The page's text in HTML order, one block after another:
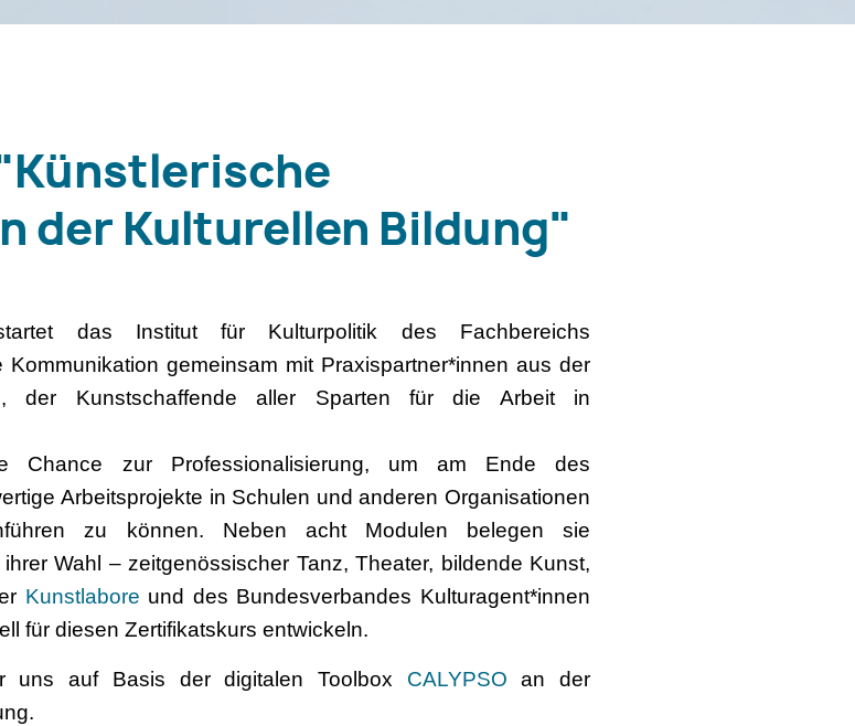
der Kulturellen Bildung"
das Institut für Kulturpolitik des Fachbereichs
gemeinsam mit Praxispartner*innen aus der
der Kunstschaffende aller Sparten für die Arbeit in
Chance zur Professionalisierung, um am Ende des
Arbeitsprojekte in Schulen und anderen Organisationen
zu können. Neben acht Modulen belegen sie
Wahl – zeitgenössischer Tanz, Theater, bildende Kunst,
Kunstlabore und des Bundesverbandes Kulturagent*innen
für diesen Zertifikatskurs entwickeln.
uns auf Basis der digitalen Toolbox CALYPSO an der